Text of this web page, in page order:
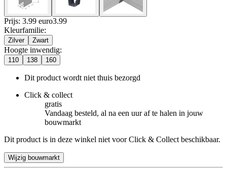
Prijs: 3.99 euro3.99
Kleurfamilie:
Zilver Zwart
Hoogte inwendig:
110 138 160
Dit product wordt niet thuis bezorgd
Click & collect
gratis
Vandaag besteld, al na een uur af te halen in jouw
bouwmarkt
Dit product is in deze winkel niet voor Click & Collect beschikbaar.
Wijzig bouwmarkt